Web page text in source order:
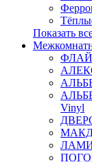
Показать
Vinyl